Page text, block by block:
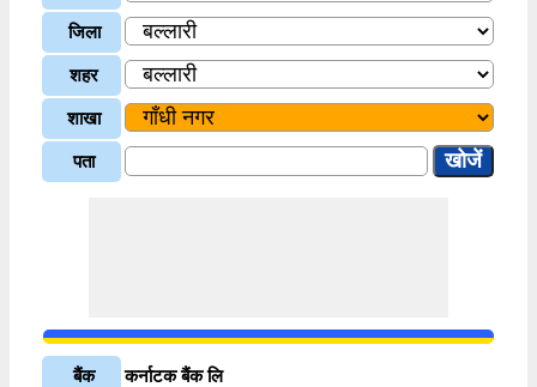
जिला
शहर
शाखा
पता
बैंक कर्नाटक बैंक लि